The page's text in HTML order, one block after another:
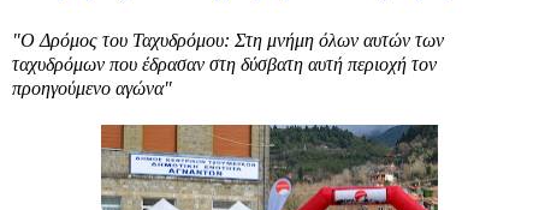
"Ο Δρόμος του Ταχυδρόμου: Στη μνήμη όλων αυτών των
ταχυδρόμων που έδρασαν στη δύσβατη αυτή περιοχή τον
προηγούμενο αγώνα"